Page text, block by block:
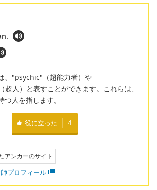
、"psychic"（超能力者）や
人）と表すことができます。これらは、
人を指します。
役に立った 4
アンカーのサイト
プロフィール